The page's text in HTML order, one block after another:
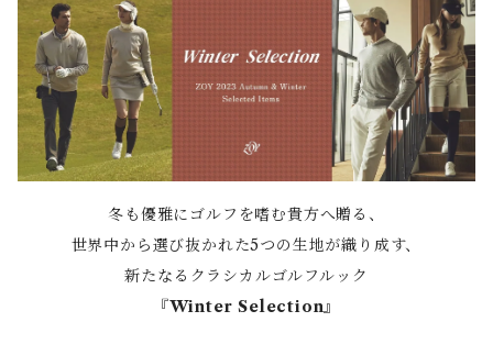
冬も優雅にゴルフを嗜む貴方へ贈る、
世界中から選び抜かれた5つの生地が織り成す、
新たなるクラシカルゴルフルック
『Winter Selection』